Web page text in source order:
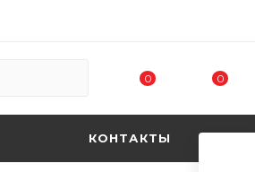
0 0
КОНТАКТЫ